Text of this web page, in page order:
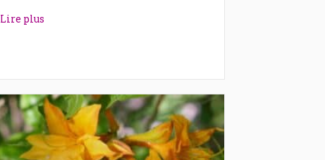
Lire plus